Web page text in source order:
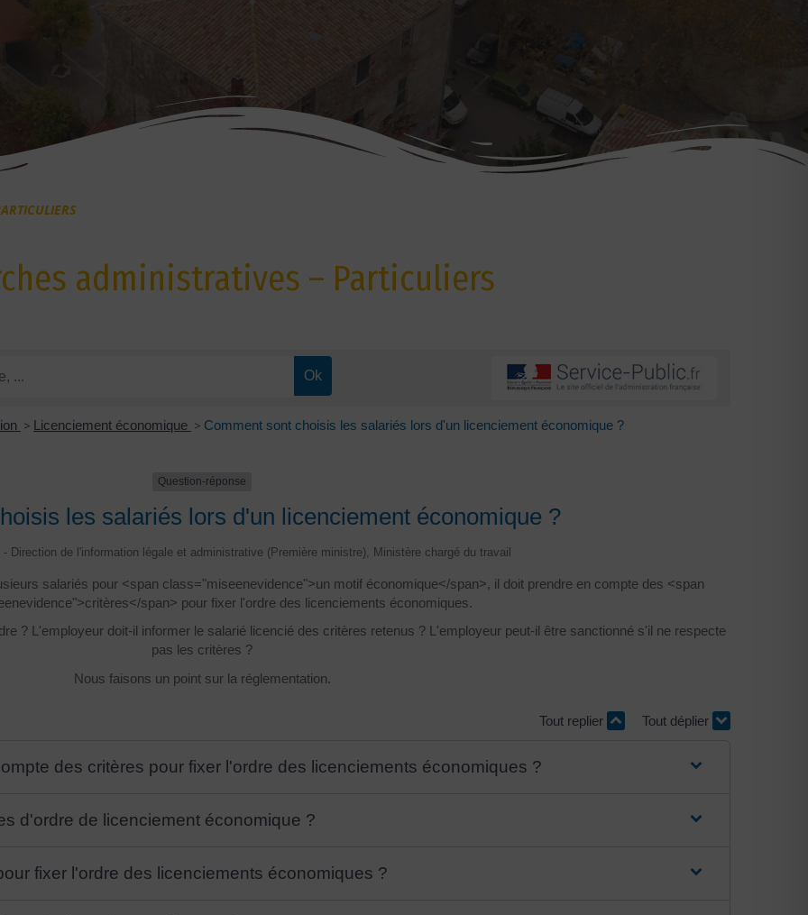
administratives – Particuliers
> Licenciement économique > Comment sont choisis les salariés lors d'un licenciement économique ?
Question-réponse
les salariés lors d'un licenciement économique ?
Direction de l'information légale et administrative (Première ministre), Ministère chargé du travail
salariés pour <span class="miseenevidence">un motif économique</span>, il doit prendre en compte des <span
span> pour fixer l'ordre des licenciements économiques.
? L'employeur doit-il informer le salarié licencié des critères retenus ? L'employeur peut-il être sanctionné s'il ne respecte
pas les critères ?
Nous faisons un point sur la réglementation.
Tout replier Tout déplier
des critères pour fixer l'ordre des licenciements économiques ?
d'ordre de licenciement économique ?
fixer l'ordre des licenciements économiques ?